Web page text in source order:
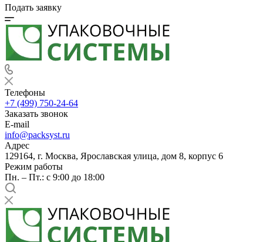
Подать заявку
Телефоны
+7 (499) 750-24-64
Заказать звонок
E-mail
info@packsyst.ru
Адрес
129164, г. Москва, Ярославская улица, дом 8, корпус 6
Режим работы
Пн. – Пт.: с 9:00 до 18:00